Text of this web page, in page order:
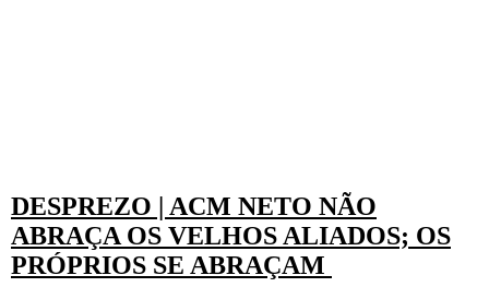
DESPREZO | ACM NETO NÃO
ABRAÇA OS VELHOS ALIADOS; OS
PRÓPRIOS SE ABRAÇAM